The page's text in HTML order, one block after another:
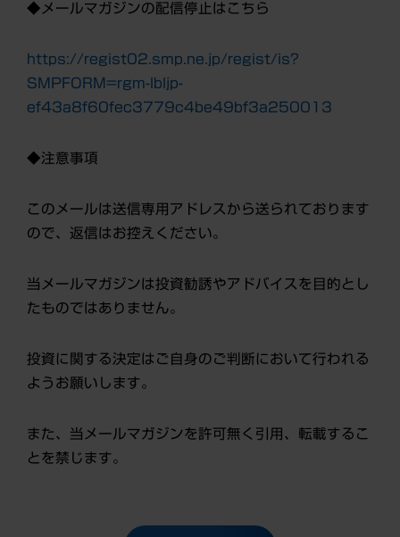
◆メールマガジンの配信停止はこちら
https://regist02.smp.ne.jp/regist/is?
SMPFORM=rgm-lbljp-
ef43a8f60fec3779c4be49bf3a250013
◆注意事項
このメールは送信専用アドレスから送られております
ので、返信はお控えください。
当メールマガジンは投資勧誘やアドバイスを目的とし
たものではありません。
投資に関する決定はご自身のご判断において行われる
ようお願いします。
また、当メールマガジンを許可無く引用、転載するこ
とを禁じます。